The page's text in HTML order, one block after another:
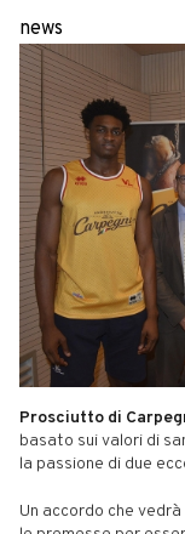
news
Prosciutto di
basato sui valori di
la passione di due
Un accordo che